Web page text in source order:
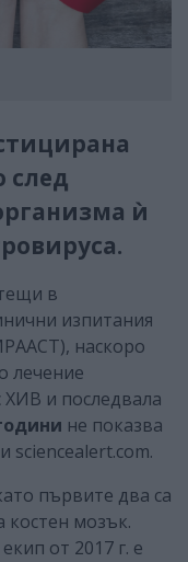
след
ѝ
в
изпитания
наскоро
лечение
ХИВ и последвала
не показва
sciencealert.com.
първите два са
костен мозък.
от 2017 г. е